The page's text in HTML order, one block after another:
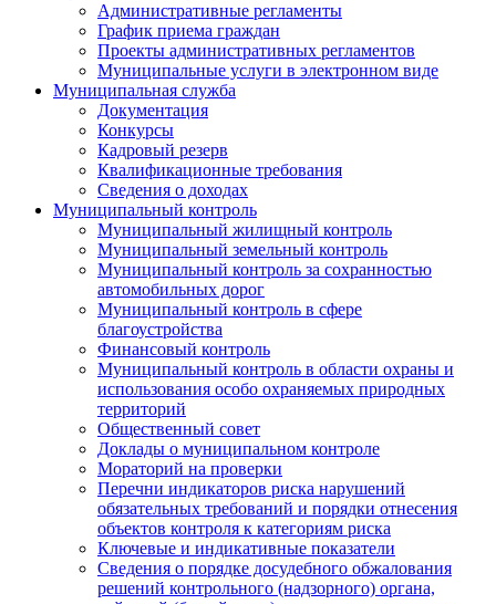
Административные регламенты
График приема граждан
Проекты административных регламентов
Муниципальные услуги в электронном виде
Муниципальная служба
Документация
Конкурсы
Кадровый резерв
Квалификационные требования
Сведения о доходах
Муниципальный контроль
Муниципальный жилищный контроль
Муниципальный земельный контроль
Муниципальный контроль за сохранностью
автомобильных дорог
Муниципальный контроль в сфере
благоустройства
Финансовый контроль
Муниципальный контроль в области охраны и
использования особо охраняемых природных
территорий
Общественный совет
Доклады о муниципальном контроле
Мораторий на проверки
Перечни индикаторов риска нарушений
обязательных требований и порядки отнесения
объектов контроля к категориям риска
Ключевые и индикативные показатели
Сведения о порядке досудебного обжалования
решений контрольного (надзорного) органа,